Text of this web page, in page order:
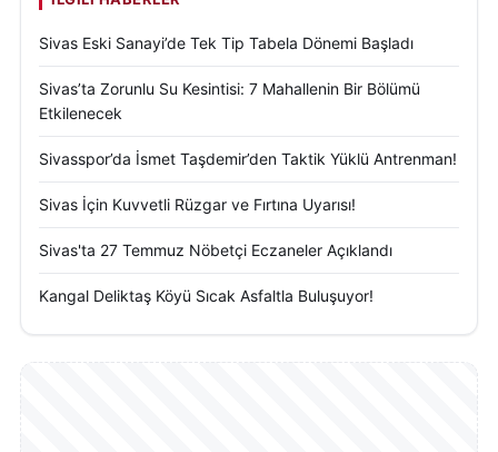
Sivas Eski Sanayi’de Tek Tip Tabela Dönemi Başladı
Sivas’ta Zorunlu Su Kesintisi: 7 Mahallenin Bir Bölümü
Etkilenecek
Sivasspor’da İsmet Taşdemir’den Taktik Yüklü Antrenman!
Sivas İçin Kuvvetli Rüzgar ve Fırtına Uyarısı!
Sivas'ta 27 Temmuz Nöbetçi Eczaneler Açıklandı
Kangal Deliktaş Köyü Sıcak Asfaltla Buluşuyor!